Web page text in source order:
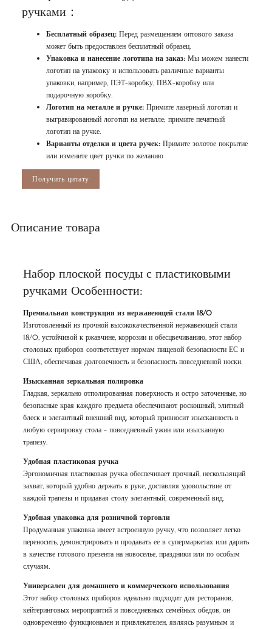
ручками：
Бесплатный образец:Перед размещением оптового заказа
может быть предоставлен бесплатный образец.
Упаковка и нанесение логотипа на заказ: Мы можем нанести
логотип на упаковку и использовать различные варианты
упаковки, например, ПЭТ-коробку, ПВХ-коробку или
подарочную коробку.
Логотип на металле и ручке: Примите лазерный логотип и
выгравированный логотип на металле; примите печатный
логотип на ручке.
Варианты отделки и цвета ручек: Примите золотое покрытие
или измените цвет ручки по желанию
Получить цитату
Описание товара
Набор плоской посуды с пластиковыми
ручками Особенности:
Премиальная конструкция из нержавеющей стали 18/0
Изготовленный из прочной высококачественной нержавеющей стали
18/0, устойчивой к ржавчине, коррозии и обесцвечиванию, этот набор
столовых приборов соответствует нормам пищевой безопасности ЕС и
США, обеспечивая долговечность и безопасность повседневной носки.
Изысканная зеркальная полировка
Гладкая, зеркально отполированная поверхность и остро заточенные, но
безопасные края каждого предмета обеспечивают роскошный, элитный
блеск и элегантный внешний вид, который привносит изысканность в
любую сервировку стола - повседневный ужин или изысканную
трапезу.
Удобная пластиковая ручка
Эргономичная пластиковая ручка обеспечивает прочный, нескользящий
захват, который удобно держать в руке, доставляя удовольствие от
каждой трапезы и придавая столу элегантный, современный вид.
Удобная упаковка для розничной торговли
Продуманная упаковка имеет встроенную ручку, что позволяет легко
переносить, демонстрировать и продавать ее в супермаркетах или дарить
в качестве готового презента на новоселье, праздники или по особым
случаям.
Универсален для домашнего и коммерческого использования
Этот набор столовых приборов идеально подходит для ресторанов,
кейтеринговых мероприятий и повседневных семейных обедов, он
одновременно функционален и привлекателен, являясь разумным и